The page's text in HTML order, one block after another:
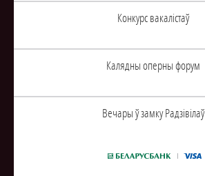
Конкурс вакалiстаў
Калядны оперны форум
Вечары ў замку Радзiвiлаў